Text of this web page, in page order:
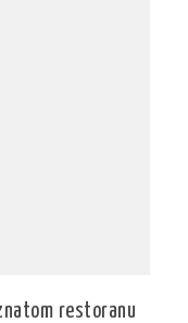
restoranu